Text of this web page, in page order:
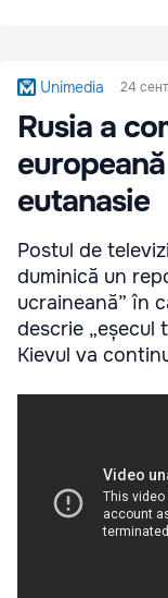
Unimedia 24
Rusia a
eutanasie
Postul de
duminică un
ucraineană” în
descrie „eșecul
Kievul va